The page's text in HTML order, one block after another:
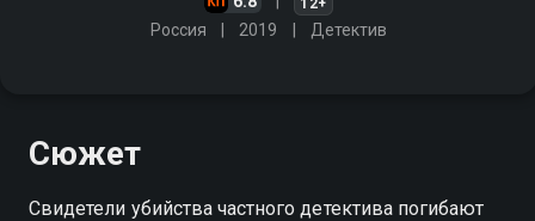
12+
Россия 2019 Детектив
Сюжет
Свидетели убийства частного детектива погибают